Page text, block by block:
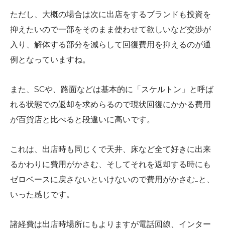
ただし、大概の場合は次に出店をするブランドも投資を
抑えたいので一部をそのまま使わせて欲しいなど交渉が
入り、解体する部分を減らして回復費用を抑えるのが通
例となっていますね。
また、SCや、路面などは基本的に「スケルトン」と呼ば
れる状態での返却を求めらるので現状回復にかかる費用
が百貨店と比べると段違いに高いです。
これは、出店時も同じくで天井、床など全て好きに出来
るかわりに費用がかさむ、そしてそれを返却する時にも
ゼロベースに戻さないといけないので費用がかさむ…と、
いった感じです。
諸経費は出店時場所にもよりますが電話回線、インター